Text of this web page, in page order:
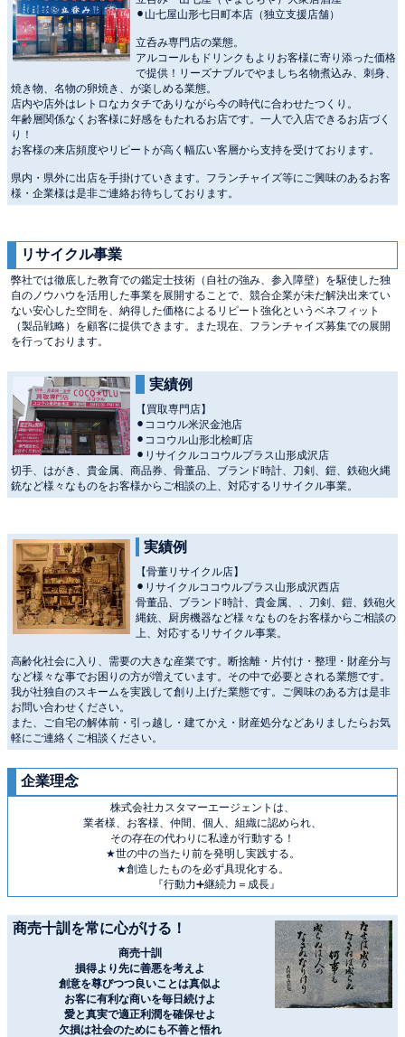
⚫︎山七屋山形七日町本店（独立支援店舗）
立呑み専門店の業態。
アルコールもドリンクもよりお客様に寄り添った価格
で提供！リーズナブルでやましち名物煮込み、刺身、
焼き物、名物の卵焼き、が楽しめる業態。
店内や店外はレトロなカタチでありながら今の時代に合わせたつくり。
年齢層関係なくお客様に好感をもたれるお店です。一人で入店できるお店づく
り！
お客様の来店頻度やリピートが高く幅広い客層から支持を受けております。
県内・県外に出店を手掛けていきます。フランチャイズ等にご興味のあるお客
様・企業様は是非ご連絡お待ちしております。
リサイクル事業
弊社では徹底した教育での鑑定士技術（自社の強み、参入障壁）を駆使した独
自のノウハウを活用した事業を展開することで、競合企業が未だ解決出来てい
ない安心した空間を、納得した価格によるリピート強化というベネフィット
（製品戦略）を顧客に提供できます。また現在、フランチャイズ募集での展開
を行っております。
実績例
【買取専門店】
⚫︎ココウル米沢金池店
⚫︎ココウル山形北桧町店
⚫︎リサイクルココウルプラス山形成沢店
切手、はがき、貴金属、商品券、骨董品、ブランド時計、刀剣、鎧、鉄砲火縄
銃など様々なものをお客様からご相談の上、対応するリサイクル事業。
実績例
【骨董リサイクル店】
⚫︎リサイクルココウルプラス山形成沢西店
骨董品、ブランド時計、貴金属、、刀剣、鎧、鉄砲火
縄銃、厨房機器など様々なものをお客様からご相談の
上、対応するリサイクル事業。
高齢化社会に入り、需要の大きな産業です。断捨離・片付け・整理・財産分与
など様々な事でお困りの方が増えています。その中で必要とされる業態です。
我が社独自のスキームを実践して創り上げた業態です。ご興味のある方は是非
お問い合わせください。
また、ご自宅の解体前・引っ越し・建てかえ・財産処分などありましたらお気
軽にご連絡くご相談ください。
企業理念
株式会社カスタマーエージェントは、
業者様、お客様、仲間、個人、組織に認められ、
その存在の代わりに私達が行動する！
★世の中の当たり前を発明し実践する。
★創造したものを必ず具現化する。
『行動力➕継続力＝成長』
商売十訓を常に心がける！
商売十訓
損得より先に善悪を考えよ
創意を尊びつつ良いことは真似よ
お客に有利な商いを毎日続けよ
愛と真実で適正利潤を確保せよ
欠損は社会のためにも不善と悟れ